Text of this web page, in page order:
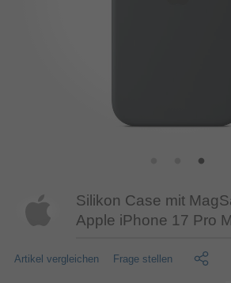
Silikon Case mit
Apple iPhone 17 Pro
Artikel vergleichen Frage stellen